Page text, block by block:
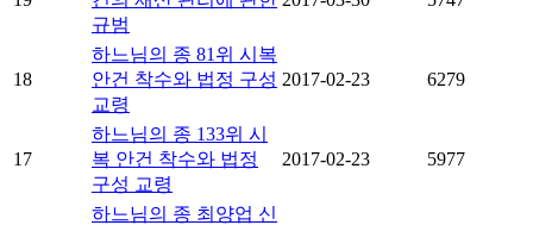
규범
18
하느님의 종 81위 시복
안건 착수와 법정 구성
교령
2017-02-23 6279
17
하느님의 종 133위 시
복 안건 착수와 법정
구성 교령
2017-02-23 5977
하느님의 종 최양업 신